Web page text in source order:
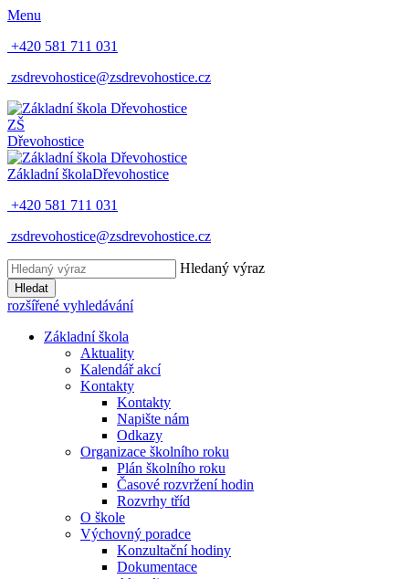
Menu
+420 581 711 031
zsdrevohostice@zsdrevohostice.cz
ZŠ
Dřevohostice
Základní školaDřevohostice
+420 581 711 031
zsdrevohostice@zsdrevohostice.cz
Hledaný výraz
Hledat
rozšířené vyhledávání
Základní škola
Aktuality
Kalendář akcí
Kontakty
Kontakty
Napište nám
Odkazy
Organizace školního roku
Plán školního roku
Časové rozvržení hodin
Rozvrhy tříd
O škole
Výchovný poradce
Konzultační hodiny
Dokumentace